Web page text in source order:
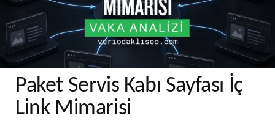
Paket Servis Kabı Sayfası İç
Link Mimarisi